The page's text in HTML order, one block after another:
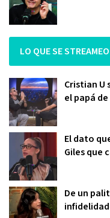
LO QUE SE STREAMEO
Cristian U
el papá
El dato
Giles que
De un